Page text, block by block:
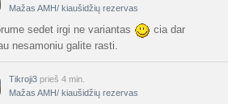
mėnesio dvyniai
AgnieskaAdele prieš 2 d.
linikea223 prieš 2 d.
Mažas AMH/ kiaušidžių rezervas
sedet irgi ne variantas
cia dar
nesamoniu galite rasti.
Tikroji3 prieš 4 min.
Mažas AMH/ kiaušidžių rezervas